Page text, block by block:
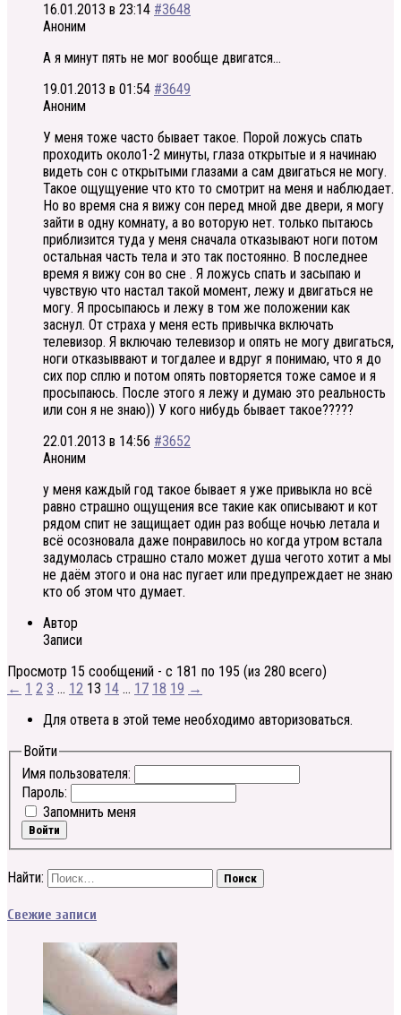
16.01.2013 в 23:14 #3648
Аноним
А я минут пять не мог вообще двигатся…
19.01.2013 в 01:54 #3649
Аноним
У меня тоже часто бывает такое. Порой ложусь спать
проходить около1-2 минуты, глаза открытые и я начинаю
видеть сон с открытыми глазами а сам двигаться не могу.
Такое ощущуение что кто то смотрит на меня и наблюдает.
Но во время сна я вижу сон перед мной две двери, я могу
зайти в одну комнату, а во воторую нет. только пытаюсь
приблизится туда у меня сначала отказывают ноги потом
остальная часть тела и это так постоянно. В последнее
время я вижу сон во сне . Я ложусь спать и засыпаю и
чувствую что настал такой момент, лежу и двигаться не
могу. Я просыпаюсь и лежу в том же положении как
заснул. От страха у меня есть привычка включать
телевизор. Я включаю телевизор и опять не могу двигаться,
ноги отказыввают и тогдалее и вдруг я понимаю, что я до
сих пор сплю и потом опять повторяется тоже самое и я
просыпаюсь. После этого я лежу и думаю это реальность
или сон я не знаю)) У кого нибудь бывает такое?????
22.01.2013 в 14:56 #3652
Аноним
у меня каждый год такое бывает я уже привыкла но всё
равно страшно ощущения все такие как описывают и кот
рядом спит не защищает один раз вобще ночью летала и
всё осозновала даже понравилось но когда утром встала
задумолась страшно стало может душа чегото хотит а мы
не даём этого и она нас пугает или предупреждает не знаю
кто об этом что думает.
Автор
Записи
Просмотр 15 сообщений - с 181 по 195 (из 280 всего)
← 1 2 3 … 12 13 14 … 17 18 19 →
Для ответа в этой теме необходимо авторизоваться.
Войти
Имя пользователя:
Пароль:
Запомнить меня
Войти
Найти:
Свежие записи